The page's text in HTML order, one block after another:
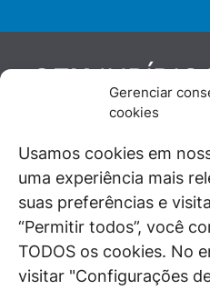
Gerenciar
cookies
Usamos cookies em
uma experiência mais
suas preferências e
“Permitir todos”, você
TODOS os cookies. No
visitar "Configurações
GEN
De maneira
juristas e doutrinadores
diante de questões
universo jurídico.